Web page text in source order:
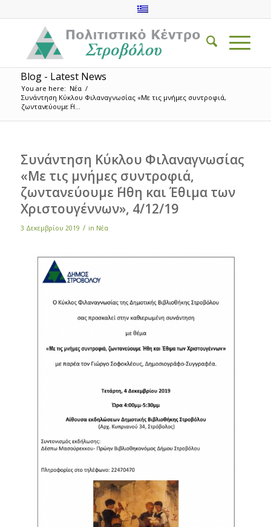
Blog - Latest News
You are here: Νέα /
Συνάντηση Κύκλου Φιλαναγνωσίας «Με τις μνήμες συντροφιά,
ζωντανεύουμε ΄Η...
Συνάντηση Κύκλου Φιλαναγνωσίας
«Με τις μνήμες συντροφιά,
ζωντανεύουμε ΄Ηθη και Έθιμα των
Χριστουγέννων», 4/12/19
3 Δεκεμβρίου 2019 / in Νέα